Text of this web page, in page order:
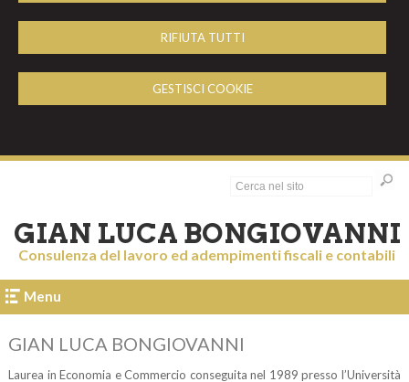
RIFIUTA TUTTI
GESTISCI COOKIE
GIAN LUCA BONGIOVANNI
Consulenza del lavoro ed adempimenti fiscali e contabili
Menu
GIAN LUCA BONGIOVANNI
Laurea in Economia e Commercio conseguita nel 1989 presso l’Università